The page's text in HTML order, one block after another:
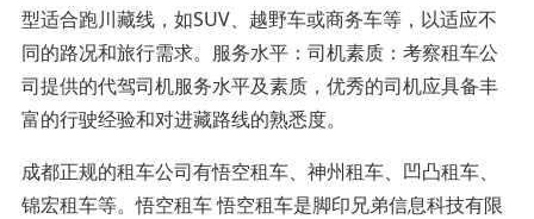
型适合跑川藏线，如SUV、越野车或商务车等，以适应不
同的路况和旅行需求。服务水平：司机素质：考察租车公
司提供的代驾司机服务水平及素质，优秀的司机应具备丰
富的行驶经验和对进藏路线的熟悉度。
成都正规的租车公司有悟空租车、神州租车、凹凸租车、
锦宏租车等。悟空租车 悟空租车是脚印兄弟信息科技有限